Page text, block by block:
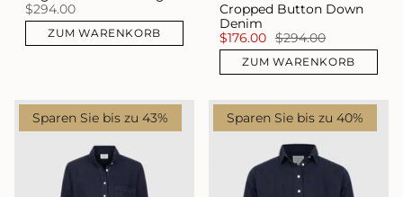
$294.00
ZUM WARENKORB
Cropped Button Down
Denim
$176.00 $294.00
ZUM WARENKORB
Sparen Sie bis zu 43% Sparen Sie bis zu 40%